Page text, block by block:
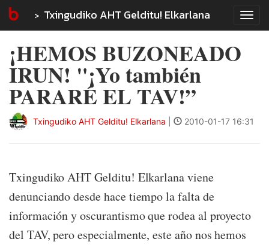
Txingudiko AHT Gelditu! Elkarlana
¡HEMOS BUZONEADO
IRUN! "¡Yo también
PARARÉ EL TAV!”
Txingudiko AHT Gelditu! Elkarlana 2010-01-17 16:31
Txingudiko AHT Gelditu! Elkarlana viene
denunciando desde hace tiempo la falta de
información y oscurantismo que rodea al proyecto
del TAV, pero especialmente, este año nos hemos